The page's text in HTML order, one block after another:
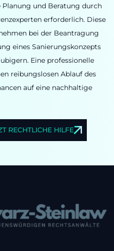
und Beratung durch
erforderlich. Diese
bei der Beantragung
eines Sanierungskonzepts
Eine professionelle
reibungslosen Ablauf des
auf eine nachhaltige
RECHTLICHE HILFE